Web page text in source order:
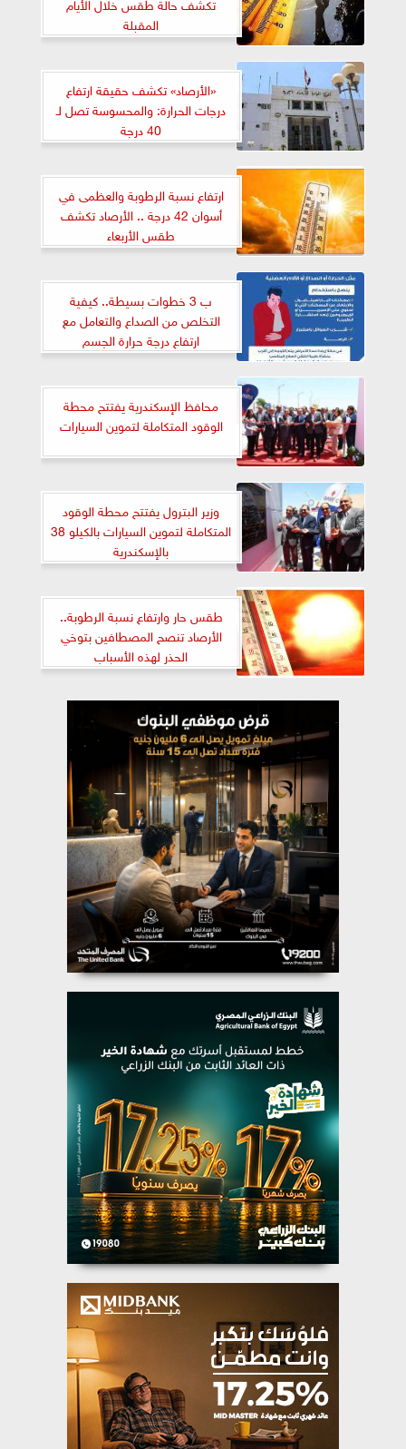
المقبلة
«الأرصاد» تكشف حقيقة ارتفاع
درجات الحرارة: والمحسوسة تصل لـ
40 درجة
ارتفاع نسبة الرطوبة والعظمى في
أسوان 42 درجة .. الأرصاد تكشف
طقس الأربعاء
ب 3 خطوات بسيطة.. كيفية
التخلص من الصداع والتعامل مع
ارتفاع درجة حرارة الجسم
محافظ الإسكندرية يفتتح محطة
الوقود المتكاملة لتموين السيارات
وزير البترول يفتتح محطة الوقود
المتكاملة لتموين السيارات بالكيلو 38
بالإسكندرية
طقس حار وارتفاع نسبة الرطوبة..
الأرصاد تنصح المصطافين بتوخي
الحذر لهذه الأسباب